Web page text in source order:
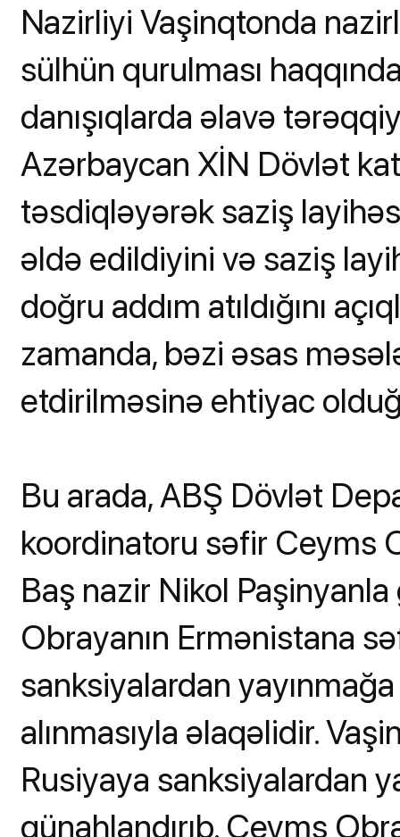
Nazirliyi Vaşinqtonda
sülhün qurulması
danışıqlarda əlavə
Azərbaycan XİN Dövlət
təsdiqləyərək saziş
əldə edildiyini və saziş
doğru addım atıldığını
zamanda, bəzi əsas
etdirilməsinə ehtiyac
Bu arada, ABŞ Dövlət
koordinatoru səfir Ceyms
Baş nazir Nikol
Obrayanın Ermənistana
sanksiyalardan
alınmasıyla əlaqəlidir.
Rusiyaya sanksiyalardan
günahlandırıb. Ceyms